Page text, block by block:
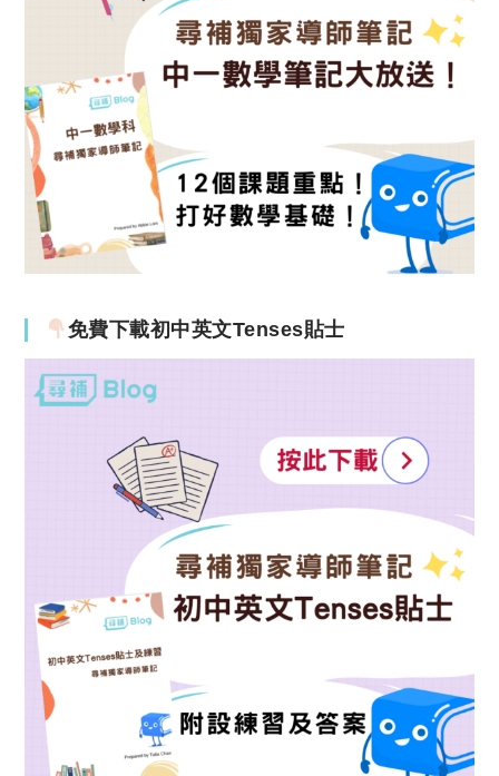
免費下載初中英文Tenses貼士